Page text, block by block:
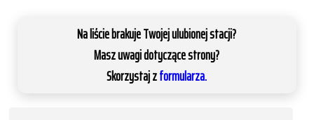
Na liście brakuje Twojej ulubionej stacji?
Masz uwagi dotyczące strony?
Skorzystaj zformularza.